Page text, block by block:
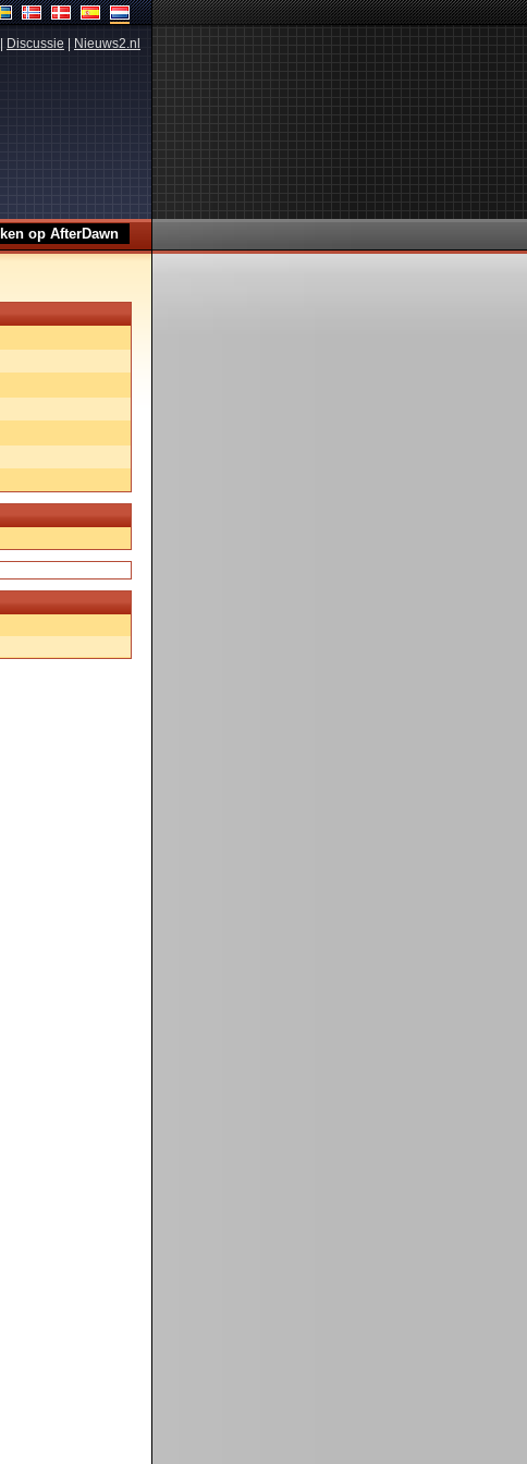
Discussie Nieuws2.nl